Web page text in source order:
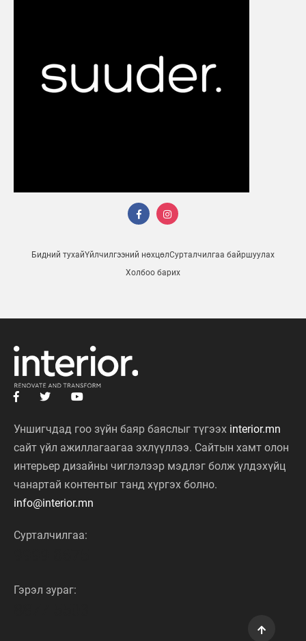
Бидний тухайҮйлчилгээний нөхцөлСурталчилгаа байршуулах
Холбоо барих
Уншигчдад гоо зүйн баяр баяслыг түгээх interior.mn
сайт үйл ажиллагаагаа эхлүүллээ. Сайтын хамт олон
интерьер дизайны чиглэлээр мэдлэг болж үлдэхүйц
чанартай контентыг танд хүргэх болно.
info@interior.mn
Сурталчилгаа:
Гэрэл зураг: